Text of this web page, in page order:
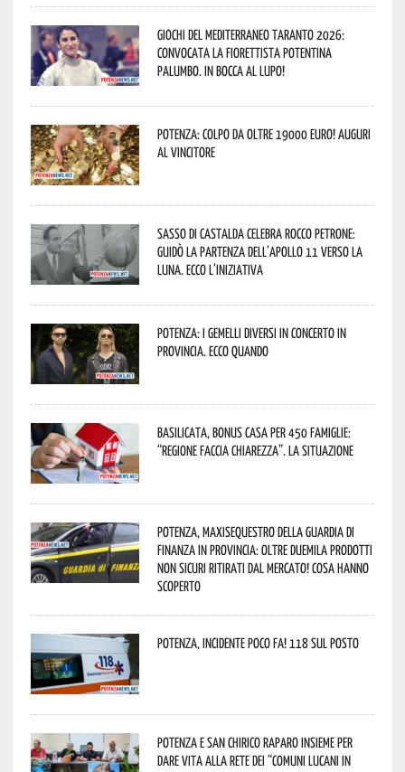
Giochi del Mediterraneo Taranto 2026:
convocata la fiorettista potentina
Palumbo. In bocca al lupo!
Potenza: colpo da oltre 19000 Euro! Auguri
al vincitore
Sasso di Castalda celebra Rocco Petrone:
guidò la partenza dell’Apollo 11 verso la
Luna. Ecco l’iniziativa
Potenza: i Gemelli DiVersi in concerto in
provincia. Ecco quando
Basilicata, Bonus casa per 450 famiglie:
“Regione faccia chiarezza”. La situazione
Potenza, maxisequestro della Guardia di
Finanza in provincia: oltre duemila prodotti
non sicuri ritirati dal mercato! Cosa hanno
scoperto
Potenza, incidente poco fa! 118 sul posto
Potenza e San Chirico Raparo insieme per
dare vita alla rete dei “Comuni Lucani in